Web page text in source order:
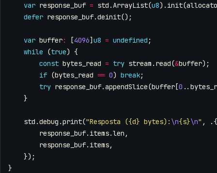
var response_buf = std . ArrayList(u8). init(
defer response_buf.deinit();
var buffer: [4096] u8 = undefined ;
while
(true) {
const bytes_read = try stream . read(&buffer);
if (bytes_read == 0) break;
try response_buf.appendSlice(buffer [0 ..
}
std .debug .print("Resposta ({d} bytes): \n{s}\n" ,
.{
response_buf. items.len ,
response_buf. items,
});
}